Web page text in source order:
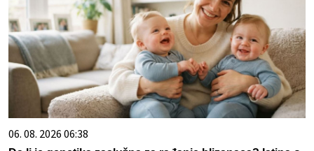
06. 08. 2026 06:38